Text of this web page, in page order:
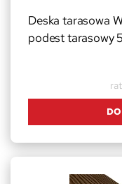
Deska tarasowa
podest tarasowy